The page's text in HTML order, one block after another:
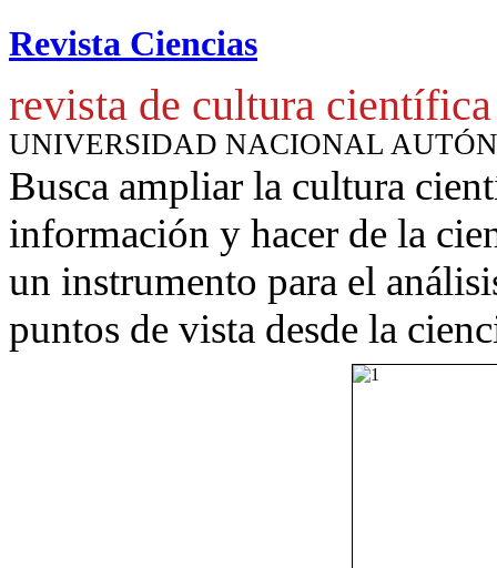
Revista Ciencias
revista de cultura científica
UNIVERSIDAD NACIONAL
Busca ampliar la cultura
información y hacer de la
un instrumento para el
puntos de vista desde la